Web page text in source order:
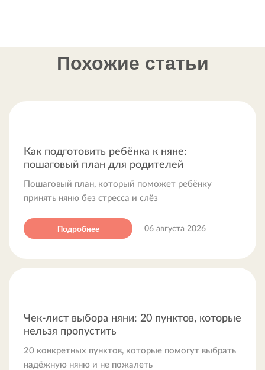
Похожие статьи
Как подготовить ребёнка к няне:
пошаговый план для родителей
Пошаговый план, который поможет ребёнку
принять няню без стресса и слёз
Подробнее 06 августа 2026
Чек-лист выбора няни: 20 пунктов, которые
нельзя пропустить
20 конкретных пунктов, которые помогут выбрать
надёжную няню и не пожалеть